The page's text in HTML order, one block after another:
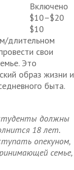
Включено
$10–$20
$10
длительном
свои
Это
образ жизни и
быта.
должны
18 лет.
опекуном,
семье,